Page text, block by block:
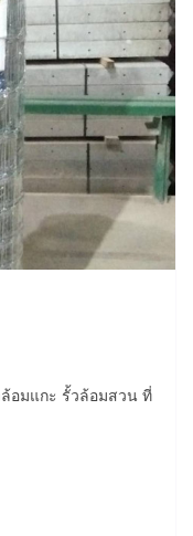
อมแกะ รั้วล้อมสวน ที่